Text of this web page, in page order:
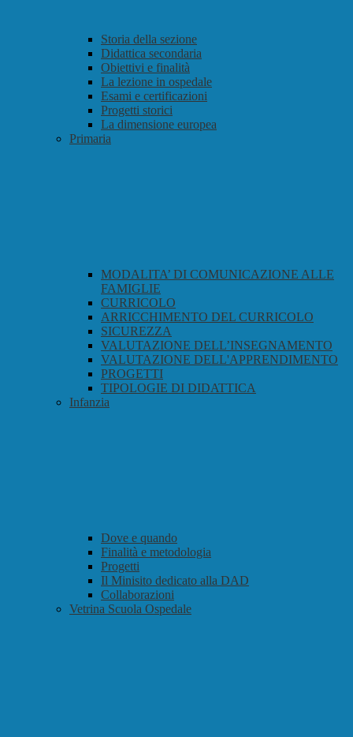
Storia della sezione
Didattica secondaria
Obiettivi e finalità
La lezione in ospedale
Esami e certificazioni
Progetti storici
La dimensione europea
Primaria
MODALITA’ DI COMUNICAZIONE ALLE
FAMIGLIE
CURRICOLO
ARRICCHIMENTO DEL CURRICOLO
SICUREZZA
VALUTAZIONE DELL’INSEGNAMENTO
VALUTAZIONE DELL'APPRENDIMENTO
PROGETTI
TIPOLOGIE DI DIDATTICA
Infanzia
Dove e quando
Finalità e metodologia
Progetti
Il Minisito dedicato alla DAD
Collaborazioni
Vetrina Scuola Ospedale